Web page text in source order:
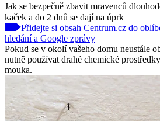
Jak se bezpečně zbavit mravenců
kaček a do 2 dnů se dají na úprk
Přidejte si obsah Centrum.cz do
hledání a Google zprávy
Pokud se v okolí vašeho domu neustále
nutně používat drahé chemické
mouka.